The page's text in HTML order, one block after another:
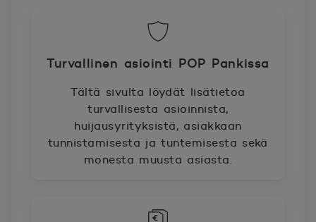
Turvallinen asiointi POP Pankissa
Tältä sivulta löydät lisätietoa
turvallisesta asioinnista,
huijausyrityksistä, asiakkaan
tunnistamisesta ja tuntemisesta sekä
monesta muusta asiasta.